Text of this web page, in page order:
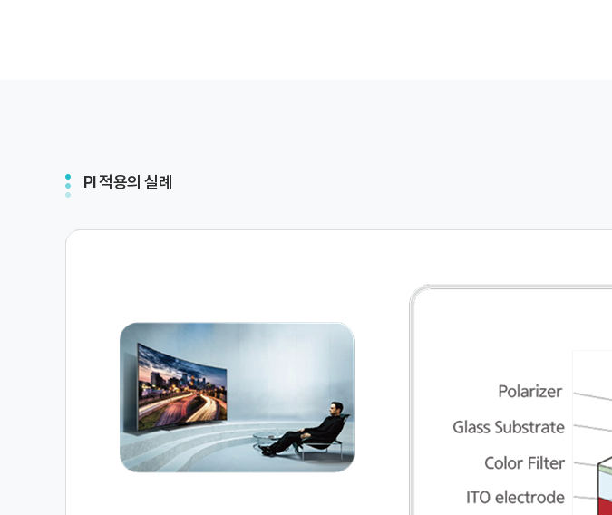
PI 적용의 실례